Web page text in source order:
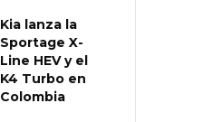
Kia lanza la
Sportage X-
Line HEV y el
K4 Turbo en
Colombia